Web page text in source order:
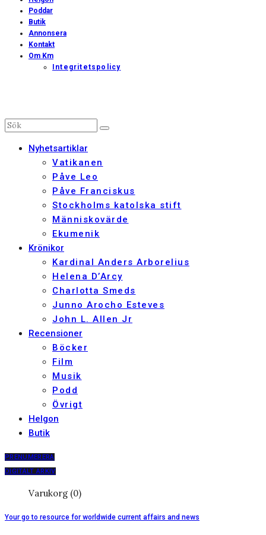
Poddar
Butik
Annonsera
Kontakt
Om Km
Integritetspolicy
Nyhetsartiklar
Vatikanen
Påve Leo
Påve Franciskus
Stockholms katolska stift
Människovärde
Ekumenik
Krönikor
Kardinal Anders Arborelius
Helena D’Arcy
Charlotta Smeds
Junno Arocho Esteves
John L. Allen Jr
Recensioner
Böcker
Film
Musik
Podd
Övrigt
Helgon
Butik
PRENUMERERA
DIGITALT ARKIV
Varukorg (0)
Your go to resource for worldwide current affairs and news